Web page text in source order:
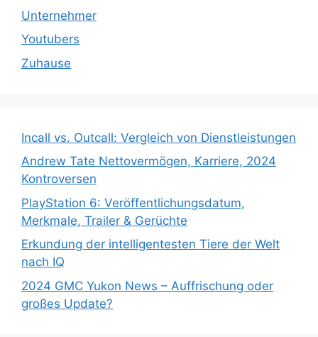
Unternehmer
Youtubers
Zuhause
Incall vs. Outcall: Vergleich von Dienstleistungen
Andrew Tate Nettovermögen, Karriere, 2024
Kontroversen
PlayStation 6: Veröffentlichungsdatum,
Merkmale, Trailer & Gerüchte
Erkundung der intelligentesten Tiere der Welt
nach IQ
2024 GMC Yukon News – Auffrischung oder
großes Update?